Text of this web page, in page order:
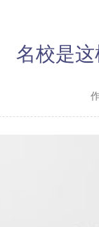
名校是